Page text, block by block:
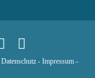
Datenschutz- Impressum-